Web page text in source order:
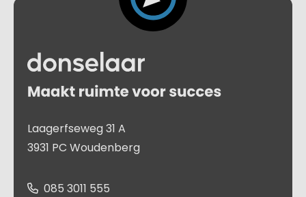
Laagerfseweg 31 A
3931 PC Woudenberg
085 3011 555